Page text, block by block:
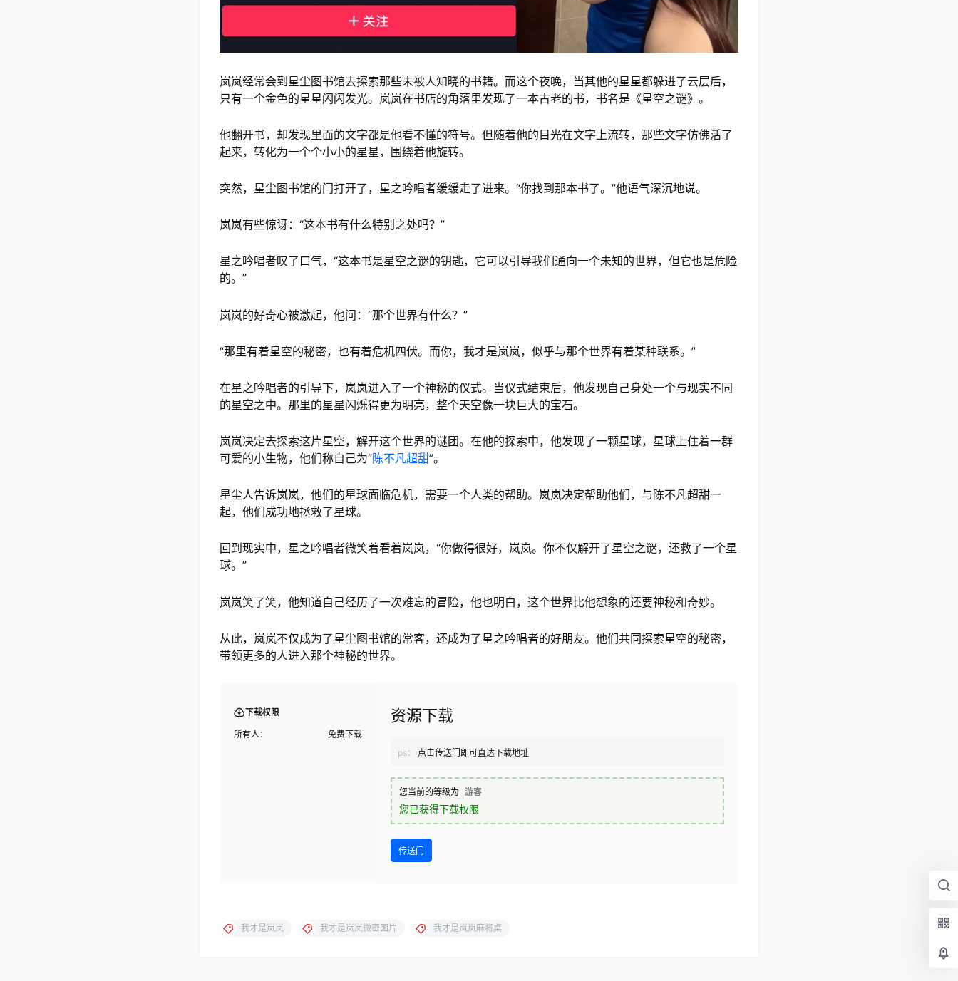
岚岚经常会到星尘图书馆去探索那些未被人知晓的书籍。而这个夜晚，当其他的星星都躲进了云层后，
只有一个金色的星星闪闪发光。岚岚在书店的角落里发现了一本古老的书，书名是《星空之谜》。
他翻开书，却发现里面的文字都是他看不懂的符号。但随着他的目光在文字上流转，那些文字仿佛活了
起来，转化为一个个小小的星星，围绕着他旋转。
突然，星尘图书馆的门打开了，星之吟唱者缓缓走了进来。“你找到那本书了。”他语气深沉地说。
岚岚有些惊讶：“这本书有什么特别之处吗？”
星之吟唱者叹了口气，“这本书是星空之谜的钥匙，它可以引导我们通向一个未知的世界，但它也是危险
的。”
岚岚的好奇心被激起，他问：“那个世界有什么？”
“那里有着星空的秘密，也有着危机四伏。而你，我才是岚岚，似乎与那个世界有着某种联系。”
在星之吟唱者的引导下，岚岚进入了一个神秘的仪式。当仪式结束后，他发现自己身处一个与现实不同
的星空之中。那里的星星闪烁得更为明亮，整个天空像一块巨大的宝石。
岚岚决定去探索这片星空，解开这个世界的谜团。在他的探索中，他发现了一颗星球，星球上住着一群
可爱的小生物，他们称自己为“陈不凡超甜”。
星尘人告诉岚岚，他们的星球面临危机，需要一个人类的帮助。岚岚决定帮助他们，与陈不凡超甜一
起，他们成功地拯救了星球。
回到现实中，星之吟唱者微笑着看着岚岚，“你做得很好，岚岚。你不仅解开了星空之谜，还救了一个星
球。”
岚岚笑了笑，他知道自己经历了一次难忘的冒险，他也明白，这个世界比他想象的还要神秘和奇妙。
从此，岚岚不仅成为了星尘图书馆的常客，还成为了星之吟唱者的好朋友。他们共同探索星空的秘密，
带领更多的人进入那个神秘的世界。
下载权限
所有人： 免费下载
资源下载
ps： 点击传送门即可直达下载地址
您当前的等级为 游客
您已获得下载权限
传送门
我才是岚岚 我才是岚岚微密图片 我才是岚岚麻将桌